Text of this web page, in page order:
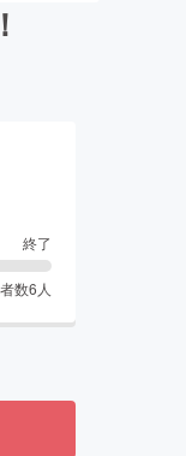
終了
数6 人